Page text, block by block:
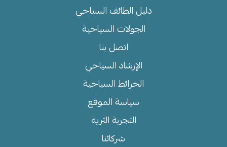
دليل الطائف السياحي
الجولات السياحية
اتصل بنا
الإرشاد السياحي
الخرائط السياحية
سياسة الموقع
التجربة الثرية
شركائنا